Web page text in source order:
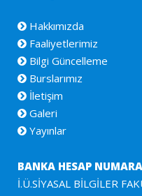
Hakkımızda
Faaliyetlerimiz
Bilgi Güncelleme
Burslarımız
İletişim
Galeri
Yayınlar
BANKA HESAP
İ.Ü.SİYASAL BİLGİLER